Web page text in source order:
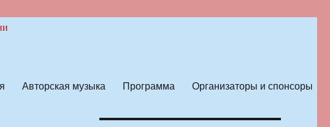
Авторская музыка Программа Организаторы и спонсоры